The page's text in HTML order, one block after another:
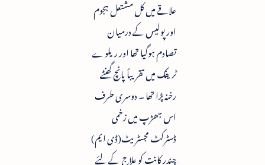
علاقے میں کل مشتعل ہجوم
اور پولیس کے درمیان
تصادم ہوگیا تھا اور ریلوے
ٹریفک میں تقریباً پانچ گھنٹے
رخنہ پڑا تھا ۔ دوسری طرف
اس جھڑپ میں زخمی
ڈسٹرکٹ مجسٹریٹ(ڈی ایم)
چندر کانت کو علاج کے لئے